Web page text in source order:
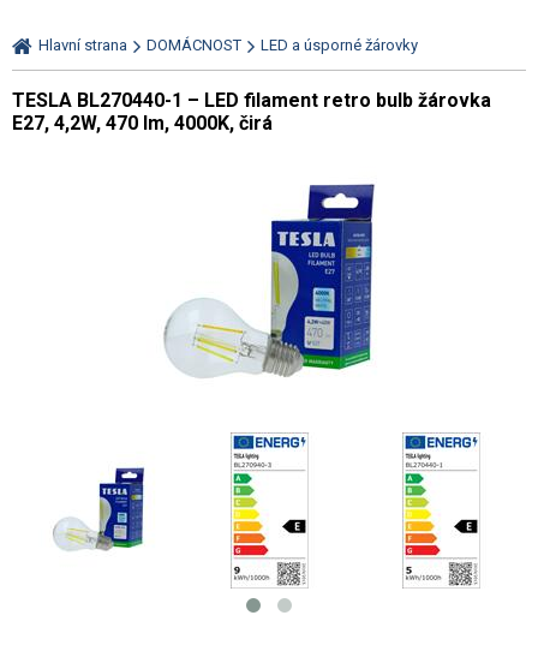
Hlavní strana DOMÁCNOST LED a úsporné žárovky
TESLA BL270440-1 – LED filament retro bulb žárovka
E27, 4,2W, 470 lm, 4000K, čirá